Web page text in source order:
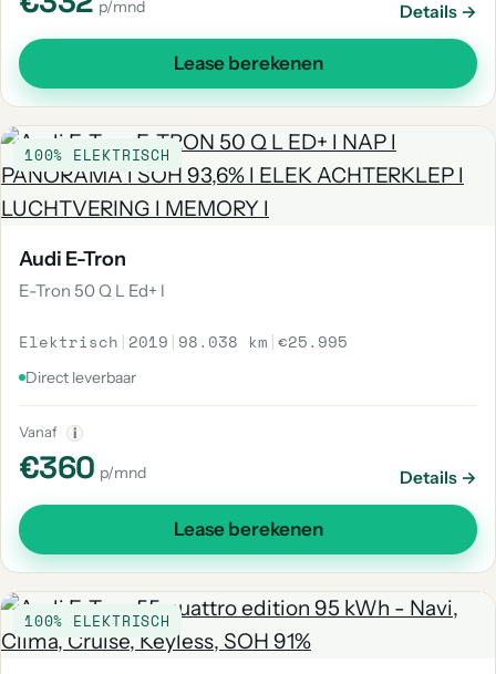
p/mnd Details →
Lease berekenen
100% ELEKTRISCH
Audi E-Tron
E-Tron 50 Q L Ed+ l
Elektrisch | 2019 | 98.038 km |€25.995
Direct leverbaar
Vanaf i
€360 p/mnd Details →
Lease berekenen
100% ELEKTRISCH